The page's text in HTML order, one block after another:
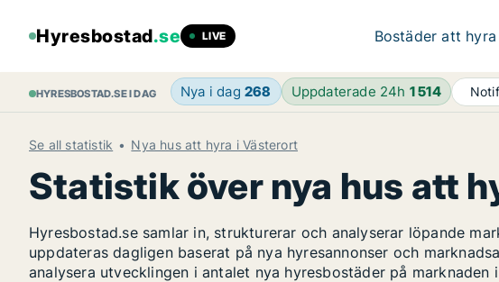
Hyresbostad.se LIVE Bostäder att hyra
HYRESBOSTAD.SE I DAG Nya i dag 268 Uppdaterade 24h 1 514
Se all statistik Nya hus att hyra i Västerort
Statistik över nya hus att
Hyresbostad.se samlar in, strukturerar och analyserar löpande
uppdateras dagligen baserat på nya hyresannonser och
analysera utvecklingen i antalet nya hyresbostäder på